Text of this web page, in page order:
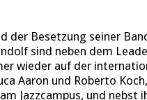
der Besetzung seiner
sind neben dem
wieder auf der
Aaron und Roberto
Jazzcampus, und nebst